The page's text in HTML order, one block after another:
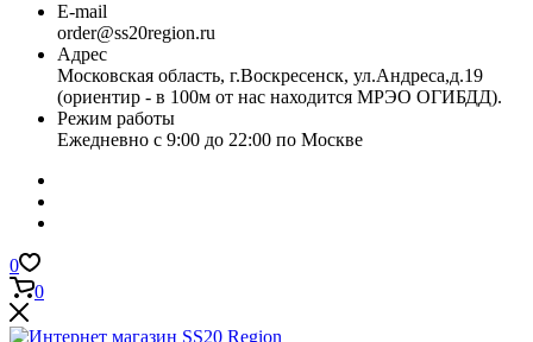
E-mail
order@ss20region.ru
Адрес
Московская область, г.Воскресенск, ул.Андреса,д.19
(ориентир - в 100м от нас находится МРЭО ОГИБДД).
Режим работы
Ежедневно с 9:00 до 22:00 по Москве
0
0